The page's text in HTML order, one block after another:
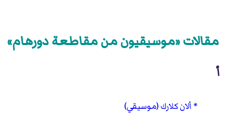
مقالات «موسيقيون من مقاطعة دورهام»
أ
ألان كلارك (موسيقي)